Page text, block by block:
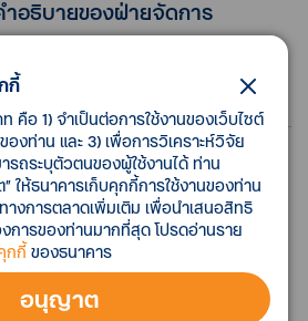
ำอธิบายของฝ่ายจัดการ
ำอธิบายของฝ่ายจัดการ
กี้
คือ 1) จำเป็นต่อการใช้งานของเว็บไซต์
งท่าน และ 3) เพื่อการวิเคราะห์วิจัย
รถระบุตัวตนของผู้ใช้งานได้ ท่าน
ให้ธนาคารเก็บคุกกี้การใช้งานของท่าน
างการตลาดเพิ่มเติม เพื่อนำเสนอสิทธิ
การของท่านมากที่สุด โปรดอ่านราย
กกี้ ของธนาคาร
อนุญาต